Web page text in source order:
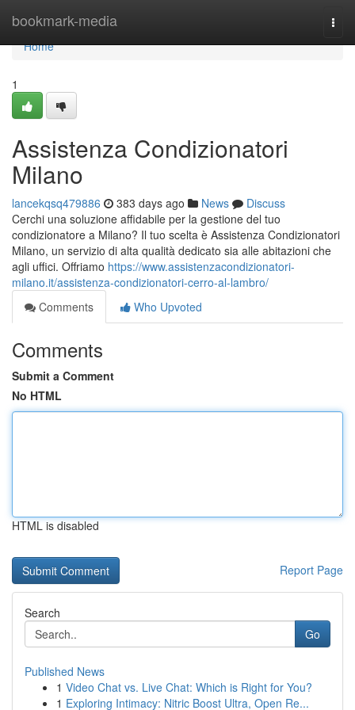
bookmark-media
Home
Home
1
Assistenza Condizionatori
Milano
lancekqsq479886 383 days ago News
Discuss
Cerchi una soluzione affidabile per la gestione del tuo
condizionatore a Milano? Il tuo scelta è Assistenza Condizionatori
Milano, un servizio di alta qualità dedicato sia alle abitazioni che
agli uffici. Offriamo https://www.assistenzacondizionatori-
milano.it/assistenza-condizionatori-cerro-al-lambro/
Comments
Who Upvoted
Comments
Submit a Comment
No HTML
HTML is disabled
Report Page
Search
Go
Published News
1 Video Chat vs. Live Chat: Which is Right for You?
1 Exploring Intimacy: Nitric Boost Ultra, Open Re...